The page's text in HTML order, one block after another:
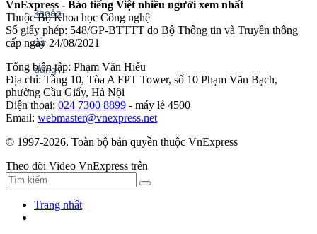
VnExpress - Báo tiếng Việt nhiều người xem nhất
Thuộc Bộ Khoa học Công nghệ
Số giấy phép: 548/GP-BTTTT do Bộ Thông tin và Truyền thông
cấp ngày 24/08/2021
Tổng biên tập: Phạm Văn Hiếu
Địa chỉ: Tầng 10, Tòa A FPT Tower, số 10 Phạm Văn Bạch,
phường Cầu Giấy, Hà Nội
Điện thoại: 024 7300 8899 - máy lẻ 4500
Email: webmaster@vnexpress.net
© 1997-2026. Toàn bộ bản quyền thuộc VnExpress
Theo dõi Video VnExpress trên
Trang nhất